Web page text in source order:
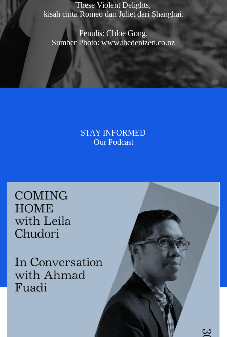
These Violent Delights,
kisah cinta Romeo dan Juliet dari Shanghai.
Penulis: Chloe Gong.
Sumber Photo: www.thedenizen.co.nz
STAY INFORMED
Our Podcast